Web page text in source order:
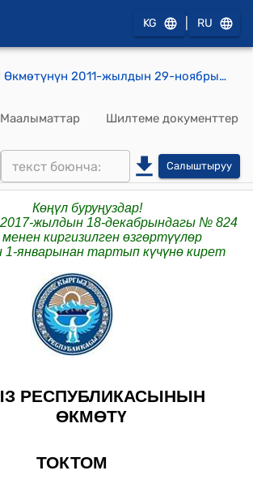
KG RU
КР Өкмөтүнүн 2011-жылдын 29-ноябрындагы №745 "Оор оору менен ооруган эркинен ажыратууга соттолгондорду медициналык күбөлөндүрүү жана аларды андан ары жаза өтөөдөн бошотууну сунуш кылуу тартибин бекитүү жөнүндө" токтому
Маалыматтар Шилтеме документтер
Салыштыруу